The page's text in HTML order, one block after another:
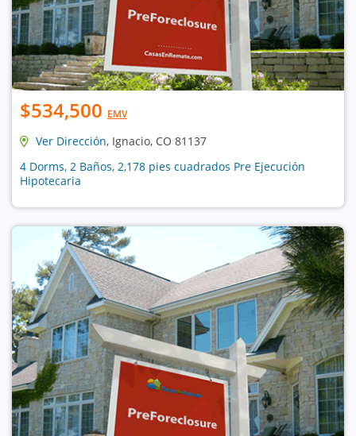
$534,500 EMV
Ver Dirección, Ignacio, CO 81137
4 Dorms, 2 Baños, 2,178 pies cuadrados Pre Ejecución
Hipotecaria